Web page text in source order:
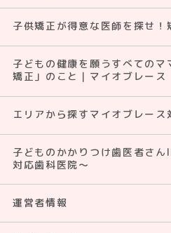
子供矯正が得意な医師を探せ
子どもの健康を願うすべての
矯正」のこと｜マイオブレース
エリアから探すマイオブレース
子どものかかりつけ歯医者さ
対応歯科医院～
運営者情報